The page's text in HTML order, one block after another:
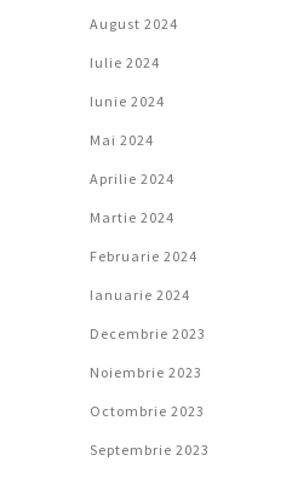
August 2024
Iulie 2024
Iunie 2024
Mai 2024
Aprilie 2024
Martie 2024
Februarie 2024
Ianuarie 2024
Decembrie 2023
Noiembrie 2023
Octombrie 2023
Septembrie 2023